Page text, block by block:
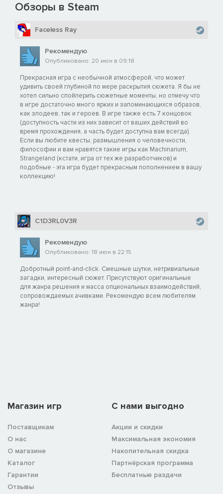
Обзоры в Steam
Faceless Ray
Рекомендую
Опубликовано: 20 июн в 09:18
Прекрасная игра с необычной атмосферой, что может
удивить своей глубиной по мере раскрытия сюжета. Я бы не
хотел сильно спойлерить сюжетные моменты, но отмечу что
в игре достаточно много ярких и запоминающихся образов,
как злодеев, так и героев. В игре также есть 7 концовок
(доступность части из них зависит от ваших действий во
время прохождения, а часть будет доступна вам всегда).
Если вы любите квесты, размышления о человечности,
философии и вам нравятся такие игры как Machinarium,
Strangeland (кстати, игра от тех же разработчиков) и
подобные - эта игра будет прекрасным пополнением в вашу
коллекцию!
C1D3RL0V3R
Рекомендую
Опубликовано: 18 июн в 22:15
Добротный point-and-click. Смешные шутки, нетривиальные
загадки, интересный сюжет. Присутствуют оригинальные
для жанра решения и масса опциональных взаимодействий,
сопровождаемых ачивками. Рекомендую всем любителям
жанра!
Магазин игр
Поставщикам
О нас
О магазине
Каталог
Гарантии
Отзывы
C нами выгодно
Акции и скидки
Максимальная экономия
Накопительная скидка
Партнёрская программа
Бесплатные раздачи